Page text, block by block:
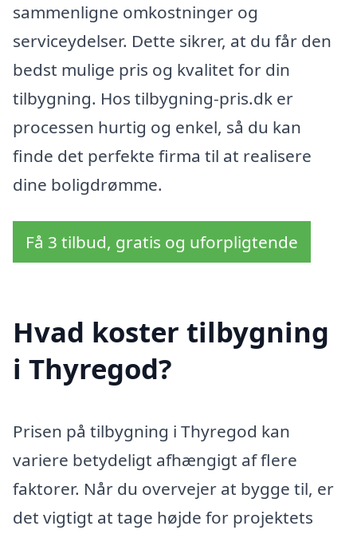
sammenligne omkostninger og
serviceydelser. Dette sikrer, at du får den
bedst mulige pris og kvalitet for din
tilbygning. Hos tilbygning-pris.dk er
processen hurtig og enkel, så du kan
finde det perfekte firma til at realisere
dine boligdrømme.
Få 3 tilbud, gratis og uforpligtende
Hvad koster tilbygning
i Thyregod?
Prisen på tilbygning i Thyregod kan
variere betydeligt afhængigt af flere
faktorer. Når du overvejer at bygge til, er
det vigtigt at tage højde for projektets